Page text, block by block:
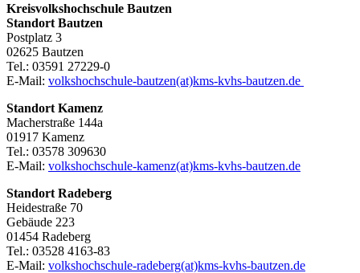
Kreisvolkshochschule Bautzen
Standort Bautzen
Postplatz 3
02625 Bautzen
Tel.: 03591 27229-0
E-Mail: volkshochschule-bautzen(at)kms-kvhs-bautzen.de
Standort Kamenz
Macherstraße 144a
01917 Kamenz
Tel.: 03578 309630
E-Mail: volkshochschule-kamenz(at)kms-kvhs-bautzen.de
Standort Radeberg
Heidestraße 70
Gebäude 223
01454 Radeberg
Tel.: 03528 4163-83
E-Mail: volkshochschule-radeberg(at)kms-kvhs-bautzen.de